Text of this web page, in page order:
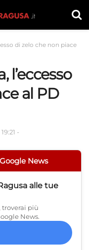
di zelo che non piace
l’eccesso
al PD
-
News
alle tue
troverai più
News.